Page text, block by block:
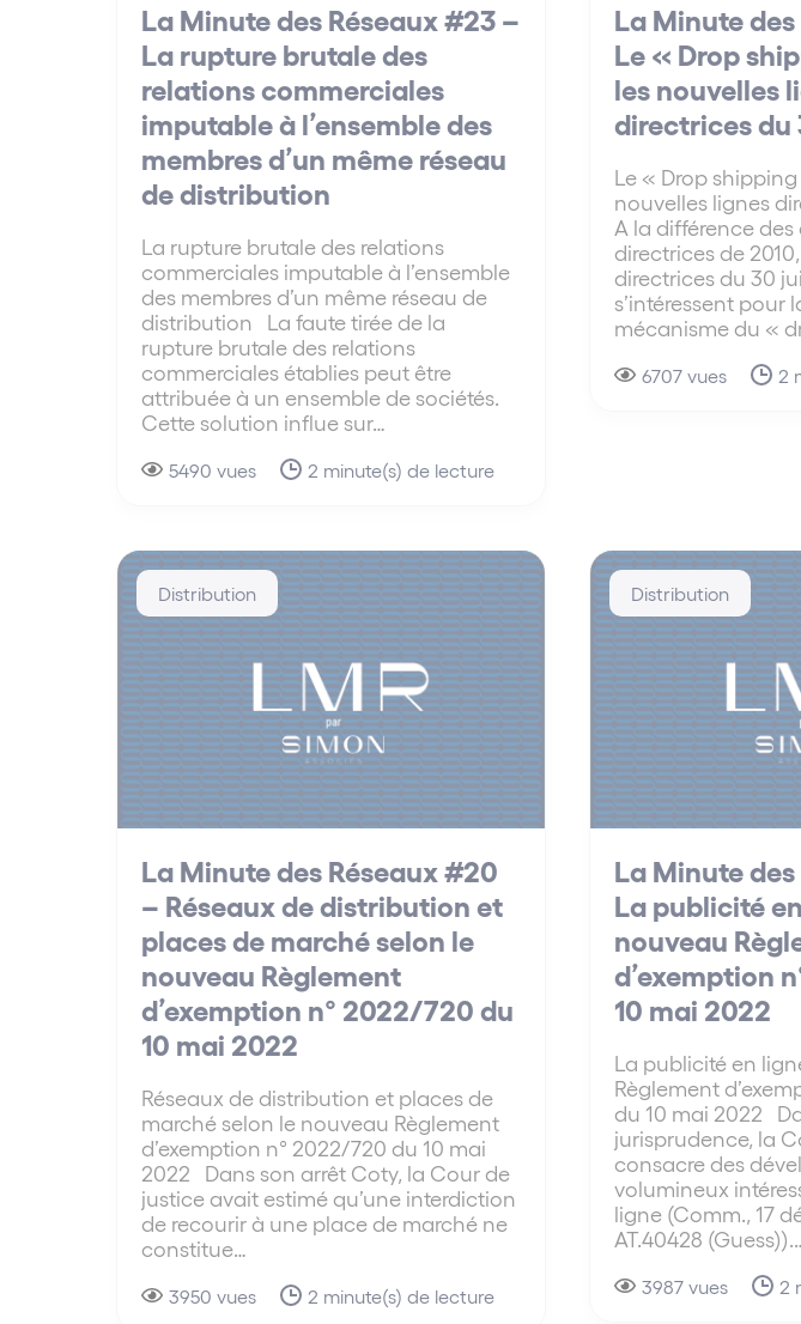
La Minute des Réseaux #23 –
La rupture brutale des
relations commerciales
imputable à l’ensemble des
membres d’un même réseau
de distribution
La rupture brutale des relations
commerciales imputable à l’ensemble
des membres d’un même réseau de
distribution La faute tirée de la
rupture brutale des relations
commerciales établies peut être
attribuée à un ensemble de sociétés.
Cette solution influe sur…
5490 vues 2 minute(s) de lecture
La Minute
Le « Drop
les nouvelles
directrices du
Le « Drop
nouvelles lignes
A la différence
directrices de
directrices du 30
s’intéressent pour
mécanisme du «
6707 vues 2
Distribution
La Minute des Réseaux #20
– Réseaux de distribution et
places de marché selon le
nouveau Règlement
d’exemption n° 2022/720 du
10 mai 2022
Réseaux de distribution et places de
marché selon le nouveau Règlement
d’exemption n° 2022/720 du 10 mai
2022 Dans son arrêt Coty, la Cour de
justice avait estimé qu’une interdiction
de recourir à une place de marché ne
constitue…
3950 vues 2 minute(s) de lecture
Distribution
La Minute des
La publicité
nouveau
d’exemption
10 mai 2022
La publicité en
Règlement
du 10 mai 2022
jurisprudence, la
consacre des
volumineux
ligne (Comm., 17
AT.40428
3987 vues 2